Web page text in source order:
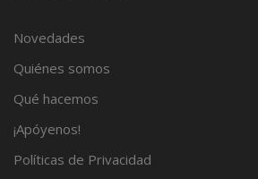
Novedades
Quiénes somos
Qué hacemos
¡Apóyenos!
Políticas de Privacidad